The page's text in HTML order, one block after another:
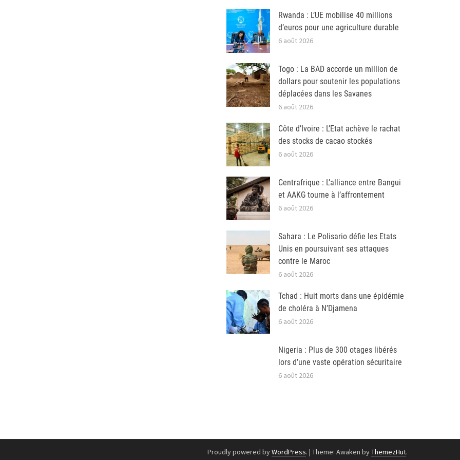
Rwanda : L’UE mobilise 40 millions
d’euros pour une agriculture durable
6 août 2026
Togo : La BAD accorde un million de
dollars pour soutenir les populations
déplacées dans les Savanes
6 août 2026
Côte d’Ivoire : L’Etat achève le rachat
des stocks de cacao stockés
6 août 2026
Centrafrique : L’alliance entre Bangui
et AAKG tourne à l’affrontement
6 août 2026
Sahara : Le Polisario défie les Etats
Unis en poursuivant ses attaques
contre le Maroc
6 août 2026
Tchad : Huit morts dans une épidémie
de choléra à N’Djamena
6 août 2026
Nigeria : Plus de 300 otages libérés
lors d’une vaste opération sécuritaire
6 août 2026
Proudly powered byWordPress. | Theme: Awaken byThemezHut.